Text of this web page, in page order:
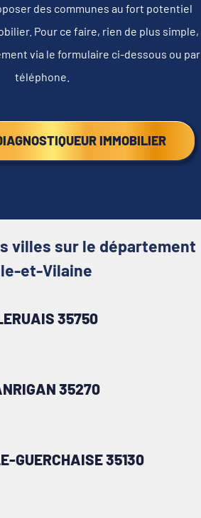
des communes au fort potentiel
Pour ce faire, rien de plus simple,
via le formulaire ci-dessous ou par
téléphone.
IMMOBILIER
villes sur le département
et-Vilaine
35750
35270
GUERCHAISE 35130